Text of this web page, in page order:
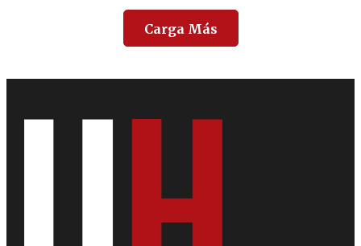
Carga Más